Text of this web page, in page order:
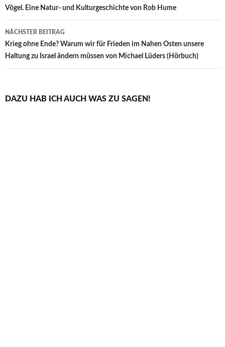
Vögel. Eine Natur- und Kulturgeschichte von Rob Hume
NÄCHSTER BEITRAG
Krieg ohne Ende? Warum wir für Frieden im Nahen Osten unsere
Haltung zu Israel ändern müssen von Michael Lüders (Hörbuch)
DAZU HAB ICH AUCH WAS ZU SAGEN!